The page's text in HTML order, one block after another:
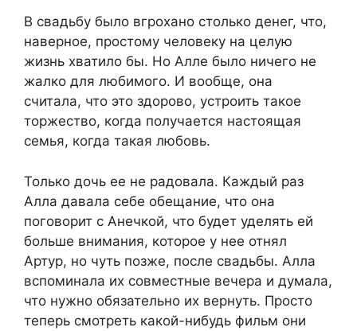
В свадьбу было вгрохано столько денег, что,
наверное, простому человеку на целую
жизнь хватило бы. Но Алле было ничего не
жалко для любимого. И вообще, она
считала, что это здорово, устроить такое
торжество, когда получается настоящая
семья, когда такая любовь.
Только дочь ее не радовала. Каждый раз
Алла давала себе обещание, что она
поговорит с Анечкой, что будет уделять ей
больше внимания, которое у нее отнял
Артур, но чуть позже, после свадьбы. Алла
вспоминала их совместные вечера и думала,
что нужно обязательно их вернуть. Просто
теперь смотреть какой-нибудь фильм они